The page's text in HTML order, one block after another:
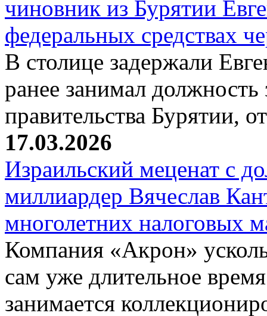
чиновник из Бурятии
федеральных средствах
В столице задержали
ранее занимал должность
правительства Бурятии,
17.03.2026
Израильский меценат с
миллиардер Вячеслав
многолетних налоговых
Компания «Акрон»
сам уже длительное
занимается